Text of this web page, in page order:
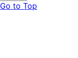
Go to Top